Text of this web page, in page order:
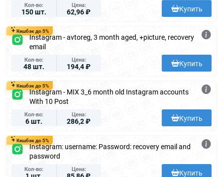
Кол-во
150 шт.
Цена
62,96 ₽ Купить
Кешбэк до 5%
Instagram - avtoreg, 3 month aged, +picture, recovery
email
Кол-во
48 шт.
Цена
194,4 ₽ Купить
Кешбэк до 5%
Instagram - MIX 3_6 month old Instagram accounts
With 10 Post
Кол-во
6 шт.
Цена
286,2 ₽ Купить
Кешбэк до 5%
Instagram: username: Password: recovery email and
password
Кол-во Цена Купить